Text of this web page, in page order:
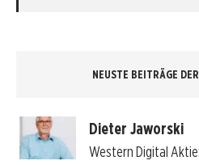
NEUSTE BEITRÄGE
Dieter Jaworski
Western Digital